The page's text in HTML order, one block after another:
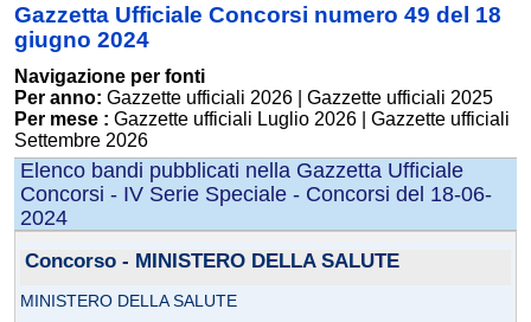
Gazzetta Ufficiale Concorsi numero 49 del 18
giugno 2024
Navigazione per fonti
Per anno: Gazzette ufficiali 2026
Gazzette ufficiali 2025
Per mese : Gazzette ufficiali Luglio 2026
Gazzette ufficiali
Settembre 2026
Elenco bandi pubblicati nella Gazzetta Ufficiale
Concorsi - IV Serie Speciale - Concorsi del 18-06-
2024
Concorso - MINISTERO DELLA SALUTE
MINISTERO DELLA SALUTE